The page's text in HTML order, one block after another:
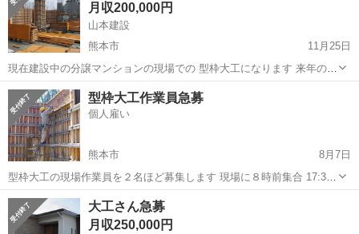
ます。 まずは問い合わせください。...
月収200,000円
山本建設
熊本市
11月25日
現在建設中の分譲マンションの現場での 型枠大工になります 来年の8
月までこちらの現場の予定でその後も現場はあります アルバイトは週
4日以上可能な方 長期で可能な方募集してます 週払い、日払い、可能
です 時間は...
熊本 熊本市 大工 型枠
型枠大工作業員急募
個人雇い
熊本市
8月7日
型枠大工の現場作業員を２名ほど募集します 現場に８時前集合 17:30
頃終了 ※現場の作業進行具合により時間は前後する可能性があります
日給月給でのお支払いになります 未経験の方１日8,000円～になり...
熊本 熊本市 大工 現場作業員
大工さん急募
月収250,000円